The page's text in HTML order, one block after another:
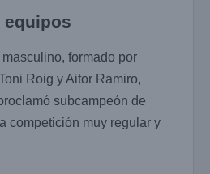
equipos
formado por
Roig y Aitor Ramiro,
subcampeón de
competición muy regular y